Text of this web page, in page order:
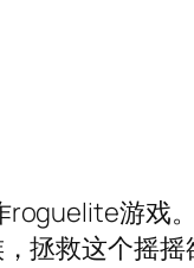
roguelite游戏
拯救这个摇摇